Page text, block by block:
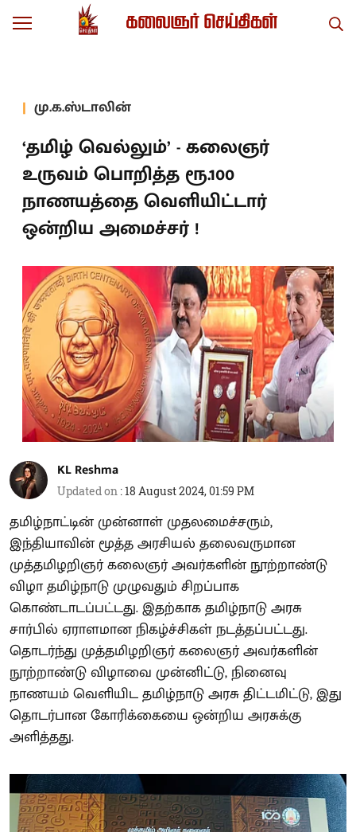
மு.க.ஸ்டாலின்
‘தமிழ் வெல்லும்’ - கலைஞர்
உருவம் பொறித்த ரூ.100
நாணயத்தை வெளியிட்டார்
ஒன்றிய அமைச்சர் !
KL Reshma
Updated on :18 August 2024, 01:59 PM
தமிழ்நாட்டின் முன்னாள் முதலமைச்சரும்,
இந்தியாவின் மூத்த அரசியல் தலைவருமான
முத்தமிழறிஞர் கலைஞர் அவர்களின் நூற்றாண்டு
விழா தமிழ்நாடு முழுவதும் சிறப்பாக
கொண்டாடப்பட்டது. இதற்காக தமிழ்நாடு அரசு
சார்பில் ஏராளமான நிகழ்ச்சிகள் நடத்தப்பட்டது.
தொடர்ந்து முத்தமிழறிஞர் கலைஞர் அவர்களின்
நூற்றாண்டு விழாவை முன்னிட்டு, நினைவு
நாணயம் வெளியிட தமிழ்நாடு அரசு திட்டமிட்டு, இது
தொடர்பான கோரிக்கையை ஒன்றிய அரசுக்கு
அளித்தது.